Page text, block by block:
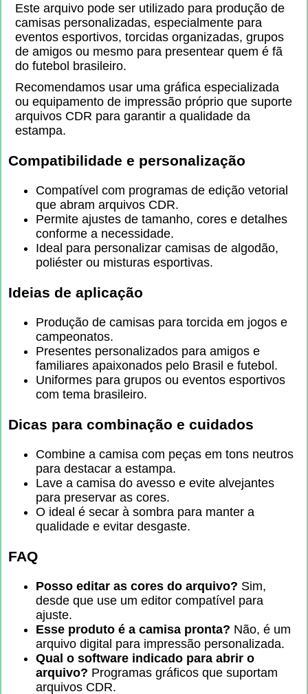
Este arquivo pode ser utilizado para produção de
camisas personalizadas, especialmente para
eventos esportivos, torcidas organizadas, grupos
de amigos ou mesmo para presentear quem é fã
do futebol brasileiro.
Recomendamos usar uma gráfica especializada
ou equipamento de impressão próprio que suporte
arquivos CDR para garantir a qualidade da
estampa.
Compatibilidade e personalização
Compatível com programas de edição vetorial
que abram arquivos CDR.
Permite ajustes de tamanho, cores e detalhes
conforme a necessidade.
Ideal para personalizar camisas de algodão,
poliéster ou misturas esportivas.
Ideias de aplicação
Produção de camisas para torcida em jogos e
campeonatos.
Presentes personalizados para amigos e
familiares apaixonados pelo Brasil e futebol.
Uniformes para grupos ou eventos esportivos
com tema brasileiro.
Dicas para combinação e cuidados
Combine a camisa com peças em tons neutros
para destacar a estampa.
Lave a camisa do avesso e evite alvejantes
para preservar as cores.
O ideal é secar à sombra para manter a
qualidade e evitar desgaste.
FAQ
Posso editar as cores do arquivo? Sim,
desde que use um editor compatível para
ajuste.
Esse produto é a camisa pronta? Não, é um
arquivo digital para impressão personalizada.
Qual o software indicado para abrir o
arquivo? Programas gráficos que suportam
arquivos CDR.